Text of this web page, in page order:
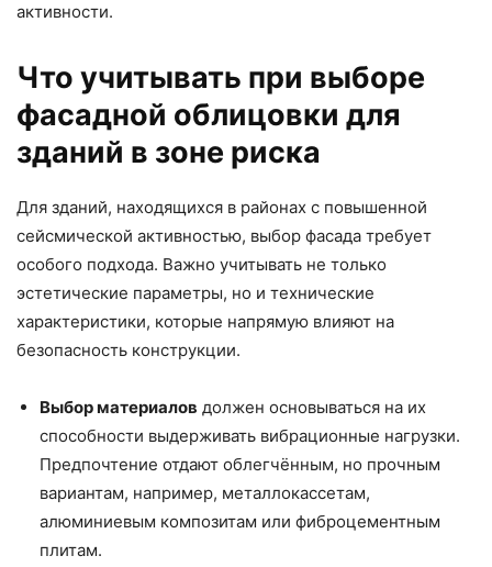
активности.
Что учитывать при выборе
фасадной облицовки для
зданий в зоне риска
Для зданий, находящихся в районах с повышенной
сейсмической активностью, выбор фасада требует
особого подхода. Важно учитывать не только
эстетические параметры, но и технические
характеристики, которые напрямую влияют на
безопасность конструкции.
Выбор материалов должен основываться на их
способности выдерживать вибрационные нагрузки.
Предпочтение отдают облегчённым, но прочным
вариантам, например, металлокассетам,
алюминиевым композитам или фиброцементным
плитам.